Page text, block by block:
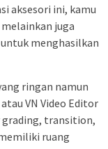
aksesori ini, kamu
juga
menghasilkan
ringan namun
VN Video Editor
transition,
ruang